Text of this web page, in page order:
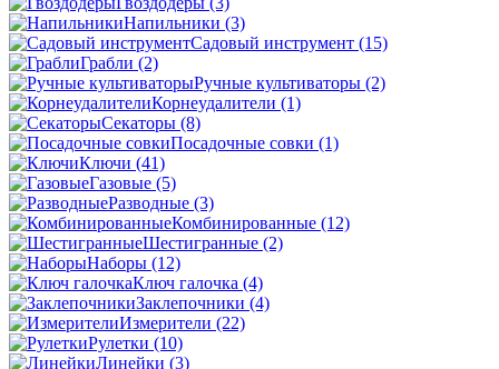
Напильники (3)
Садовый инструмент (15)
Грабли (2)
Ручные культиваторы (2)
Корнеудалители (1)
Секаторы (8)
Посадочные совки (1)
Ключи (41)
Газовые (5)
Разводные (3)
Комбинированные (12)
Шестигранные (2)
Наборы (12)
Ключ галочка (4)
Заклепочники (4)
Измерители (22)
Рулетки (10)
Линейки (3)